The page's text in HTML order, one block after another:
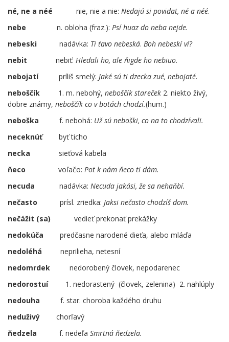
né, ne a néé
nie, nie a nie: Nedajú si povidat, né a néé.
nebe n. obloha (fraz.): Psí huaz do neba nejde.
nebeski nadávka: Ti ťavo nebeská. Boh nebeskí ví?
nebit nebiť: Hledali ho, ale ňigde ho nebiuo.
nebojatí príliš smelý: Jaké sú ti dzecka zué, nebojaté.
neboščík 1. m. nebohý, neboščík stareček 2. niekto živý,
dobre známy, neboščík co v botách chodzí.(hum.)
neboška f. nebohá: Už sú neboški, co na to chodzívali.
neceknúťbyť ticho
necka sieťová kabela
ňeco voľačo: Pot k nám ňeco ti dám.
necuda nadávka: Necuda jakási, že sa nehaňbí.
nečasto prísl. zriedka: Jaksi nečasto chodzíš dom.
nečážit (sa)
vedieť prekonať prekážky
nedokúča predčasne narodené dieťa, alebo mláďa
nedoléhá neprilieha, netesní
nedomrdek
nedorobený človek, nepodarenec
nedorostuí
1. nedorastený (človek, zelenina) 2. nahlúply
nedouha f. star. choroba každého druhu
neduživý chorľavý
ňedzela f. nedeľa Smrtná ňedzela.